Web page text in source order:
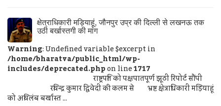
क्षेत्राधिकारी मड़ियाहूं, जौनपुर उप्र की दिल्ली से लखनऊ तक
उठी बर्खास्तगी की मांग
Warning: Undefined variable $excerpt in
/home/bharatva/public_html/wp-
includes/deprecated.phpon line1717
राष्ट्रपति को पक्षपातपूर्ण झूठी रिपोर्ट सौंपी
रविन्द्र कुमार द्विवेदी की कलम से भ्रष्ट क्षेत्राधिकारी मड़ियाहूं
को अविलंब बर्खास्त ...